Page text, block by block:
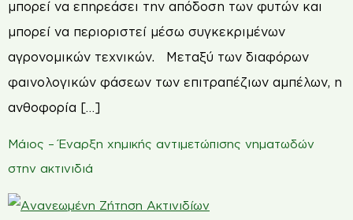
μπορεί να επηρεάσει την απόδοση των φυτών και
μπορεί να περιοριστεί μέσω συγκεκριμένων
αγρονομικών τεχνικών. Μεταξύ των διαφόρων
φαινολογικών φάσεων των επιτραπέζιων αμπέλων, η
ανθοφορία […]
Μάιος – Έναρξη χημικής αντιμετώπισης νηματωδών
στην ακτινιδιά